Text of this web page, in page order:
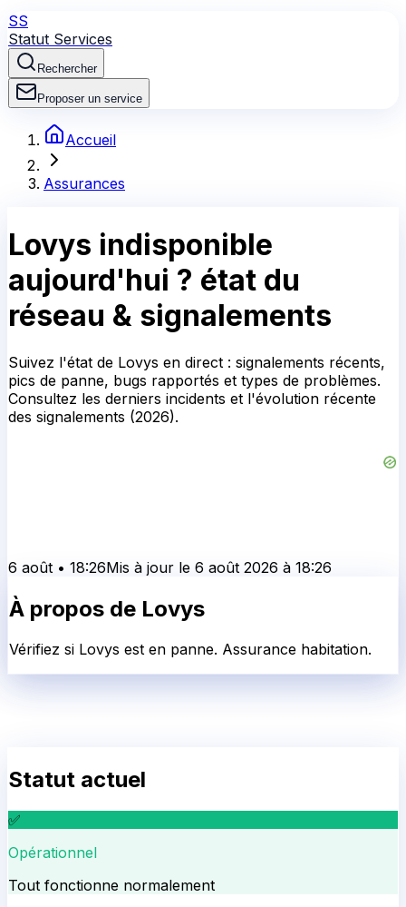
SS
Statut Services
Rechercher
Proposer un service
Accueil
Assurances
Lovys indisponible
aujourd'hui ? état du
réseau & signalements
Suivez l'état de Lovys en direct : signalements récents,
pics de panne, bugs rapportés et types de problèmes.
Consultez les derniers incidents et l'évolution récente
des signalements (2026).
6 août • 18:26Mis à jour le 6 août 2026 à 18:26
À propos de Lovys
Vérifiez si Lovys est en panne. Assurance habitation.
Statut actuel
✅
Opérationnel
Tout fonctionne normalement